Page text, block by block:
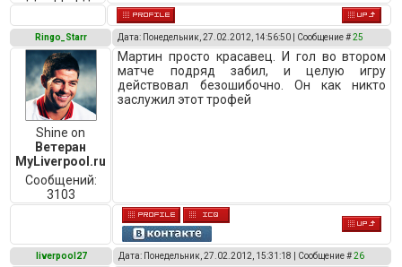
Ringo_Starr Дата: Понедельник, 27.02.2012, 14:56:50 | Сообщение #25
Shine on
Ветеран
MyLiverpool.ru
Сообщений:
3103
Мартин просто красавец. И гол во втором
матче подряд забил, и целую игру
действовал безошибочно. Он как никто
заслужил этот трофей
liverpool27 Дата: Понедельник, 27.02.2012, 15:31:18 | Сообщение #26